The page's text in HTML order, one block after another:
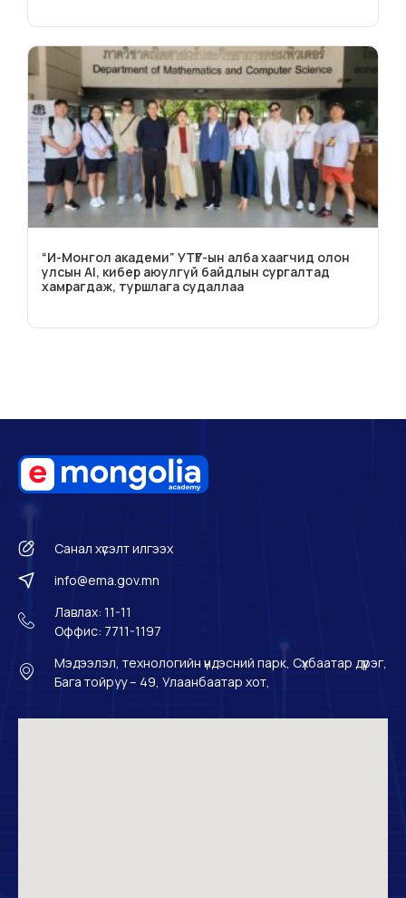
“И-Монгол академи” УТҮГ-ын алба хаагчид олон
улсын AI, кибер аюулгүй байдлын сургалтад
хамрагдаж, туршлага судаллаа
Санал хүсэлт илгээх
info@ema.gov.mn
Лавлах: 11-11
Оффис: 7711-1197
Мэдээлэл, технологийн үндэсний парк, Сүхбаатар дүүрэг,
Бага тойруу – 49, Улаанбаатар хот,